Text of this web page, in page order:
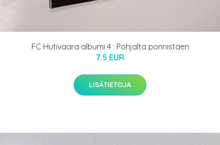
FC Hutivaara albumi 4 : Pohjalta ponnistaen
7.5 EUR
LISÄTIETOJA